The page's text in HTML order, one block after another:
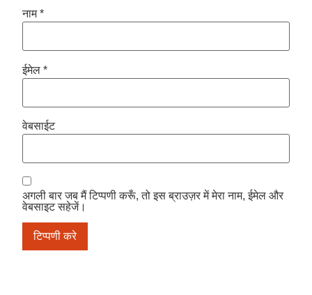
नाम*
ईमेल *
वेबसाईट
अगली बार जब मैं टिप्पणी करूँ, तो इस ब्राउज़र में मेरा नाम, ईमेल और
वेबसाइट सहेजें।